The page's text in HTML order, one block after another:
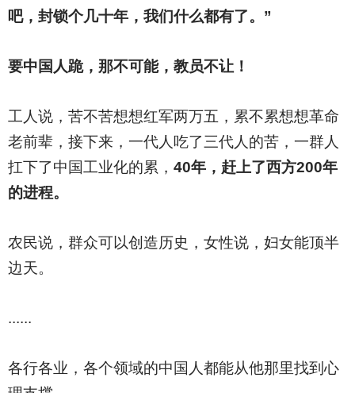
吧，封锁个几十年，我们什么都有了。”
要中国人跪，那不可能，教员不让！
工人说，苦不苦想想红军两万五，累不累想想革命
老前辈，接下来，一代人吃了三代人的苦，一群人
扛下了中国工业化的累， 40年，赶上了西方200年
的进程。
农民说，群众可以创造历史，女性说，妇女能顶半
边天。
......
各行各业，各个领域的中国人都能从他那里找到心